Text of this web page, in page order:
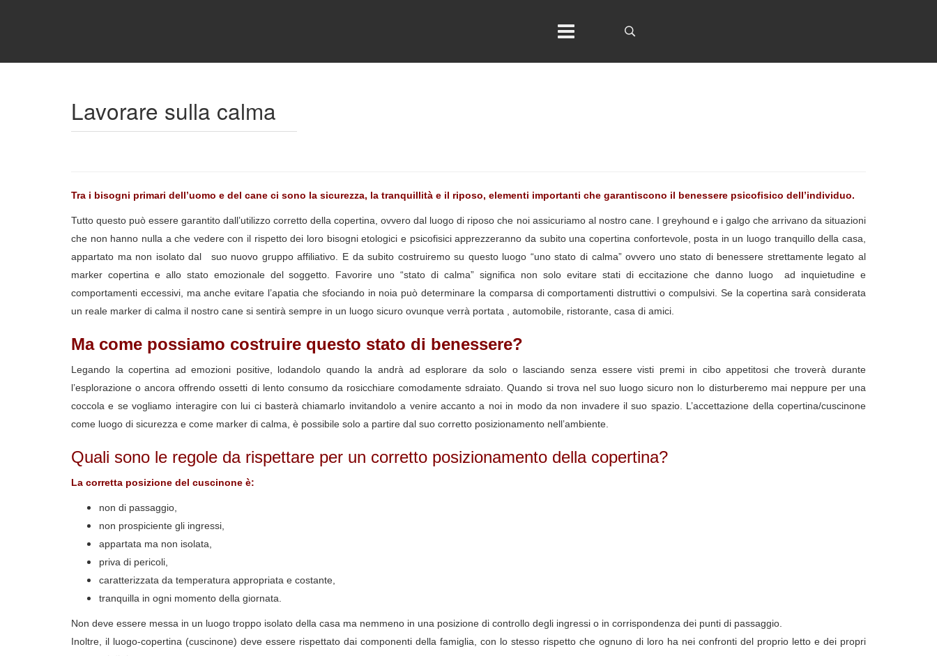
Lavorare sulla calma
Tra i bisogni primari dell’uomo e del cane ci sono la sicurezza, la tranquillità e il riposo, elementi importanti che garantiscono il benessere psicofisico dell’individuo.
Tutto questo può essere garantito dall’utilizzo corretto della copertina, ovvero dal luogo di riposo che noi assicuriamo al nostro cane. I greyhound e i galgo che arrivano da situazioni
che non hanno nulla a che vedere con il rispetto dei loro bisogni etologici e psicofisici apprezzeranno da subito una copertina confortevole, posta in un luogo tranquillo della casa,
appartato ma non isolato dal suo nuovo gruppo affiliativo. E da subito costruiremo su questo luogo “uno stato di calma” ovvero uno stato di benessere strettamente legato al
marker copertina e allo stato emozionale del soggetto. Favorire uno “stato di calma” significa non solo evitare stati di eccitazione che danno luogo ad inquietudine e
comportamenti eccessivi, ma anche evitare l’apatia che sfociando in noia può determinare la comparsa di comportamenti distruttivi o compulsivi. Se la copertina sarà considerata
un reale marker di calma il nostro cane si sentirà sempre in un luogo sicuro ovunque verrà portata , automobile, ristorante, casa di amici.
Ma come possiamo costruire questo stato di benessere?
Legando la copertina ad emozioni positive, lodandolo quando la andrà ad esplorare da solo o lasciando senza essere visti premi in cibo appetitosi che troverà durante
l’esplorazione o ancora offrendo ossetti di lento consumo da rosicchiare comodamente sdraiato. Quando si trova nel suo luogo sicuro non lo disturberemo mai neppure per una
coccola e se vogliamo interagire con lui ci basterà chiamarlo invitandolo a venire accanto a noi in modo da non invadere il suo spazio. L’accettazione della copertina/cuscinone
come luogo di sicurezza e come marker di calma, è possibile solo a partire dal suo corretto posizionamento nell’ambiente.
Quali sono le regole da rispettare per un corretto posizionamento della copertina?
La corretta posizione del cuscinone è:
non di passaggio,
non prospiciente gli ingressi,
appartata ma non isolata,
priva di pericoli,
caratterizzata da temperatura appropriata e costante,
tranquilla in ogni momento della giornata.
Non deve essere messa in un luogo troppo isolato della casa ma nemmeno in una posizione di controllo degli ingressi o in corrispondenza dei punti di passaggio.
Inoltre, il luogo-copertina (cuscinone) deve essere rispettato dai componenti della famiglia, con lo stesso rispetto che ognuno di loro ha nei confronti del proprio letto e dei propri